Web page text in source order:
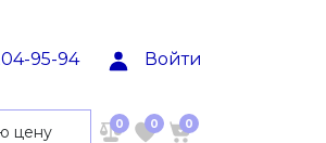
95-94 Войти
цену 0 0 0